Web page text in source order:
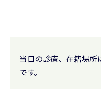
当日の診療、在籍場
です。